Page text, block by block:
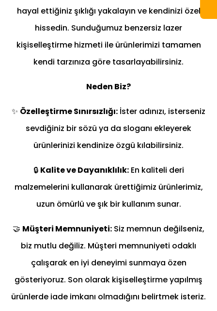
hayal ettiğiniz şıklığı yakalayın ve kendinizi özel
hissedin. Sunduğumuz benzersiz lazer
kişiselleştirme hizmeti ile ürünlerimizi tamamen
kendi tarzınıza göre tasarlayabilirsiniz.
Neden Biz?
✨ Özelleştirme Sınırsızlığı: İster adınızı, isterseniz
sevdiğiniz bir sözü ya da sloganı ekleyerek
ürünlerinizi kendinize özgü kılabilirsiniz.
🔒 Kalite ve Dayanıklılık:En kaliteli deri
malzemelerini kullanarak ürettiğimiz ürünlerimiz,
uzun ömürlü ve şık bir kullanım sunar.
🤝 Müşteri Memnuniyeti: Siz memnun değilseniz,
biz mutlu değiliz. Müşteri memnuniyeti odaklı
çalışarak en iyi deneyimi sunmaya özen
gösteriyoruz. Son olarak kişiselleştirme yapılmış
ürünlerde iade imkanı olmadığını belirtmek isteriz.